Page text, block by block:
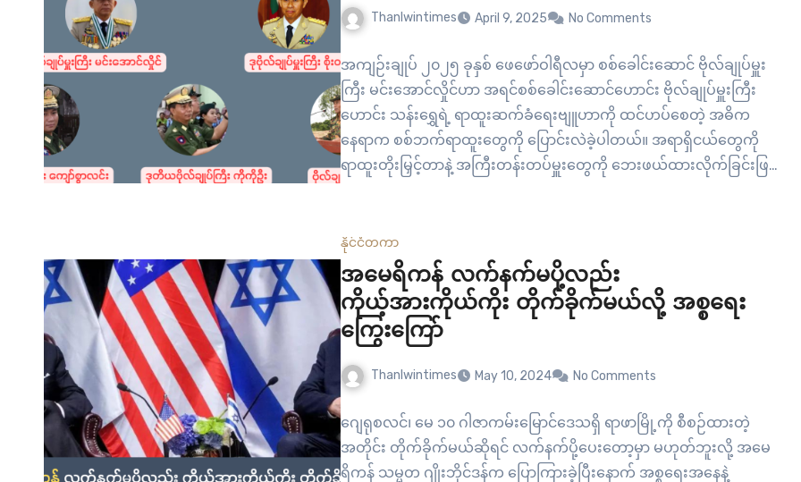
Thanlwintimes April 9, 2025 No Comments
အကျဉ်းချုပ် ၂၀၂၅ ခုနှစ် ဖေဖော်ဝါရီလမှာ စစ်ခေါင်းဆောင် ဗိုလ်ချုပ်မှူး
ကြီး မင်းအောင်လှိုင်ဟာ အရင်စစ်ခေါင်းဆောင်ဟောင်း ဗိုလ်ချုပ်မှူးကြီး
ဟောင်း သန်းရွှေရဲ့ ရာထူးဆက်ခံရေးဗျူဟာကို ထင်ဟပ်စေတဲ့ အဓိက
နေရာက စစ်ဘက်ရာထူးတွေကို ပြောင်းလဲခဲ့ပါတယ်။ အရာရှိငယ်တွေကို
ရာထူးတိုးမြှင့်တာနဲ့ အကြီးတန်းတပ်မှူးတွေကို ဘေးဖယ်ထားလိုက်ခြင်းဖြင့်
ကတော့ ဗိုလ်ချုပ်မှူးကြီး မင်းအောင်လှိုင်ဟာ လက်ရှိမှာ…
နိုင်ငံတကာ
အမေရိကန် လက်နက်မပို့လည်း
ကိုယ့်အားကိုယ်ကိုး တိုက်ခိုက်မယ်လို့ အစ္စရေး
ကြွေးကြော်
Thanlwintimes May 10, 2024 No Comments
ဂျေရုစလင်၊ မေ ၁၀ ဂါဇာကမ်းမြောင်ဒေသရှိ ရာဖာမြို့ကို စီစဉ်ထားတဲ့
အတိုင်း တိုက်ခိုက်မယ်ဆိုရင် လက်နက်ပို့ပေးတော့မှာ မဟုတ်ဘူးလို့ အမေ
ရိကန် သမ္မတ ဂျိုးဘိုင်ဒန်က ပြောကြားခဲ့ပြီးနောက် အစ္စရေးအနေနဲ့